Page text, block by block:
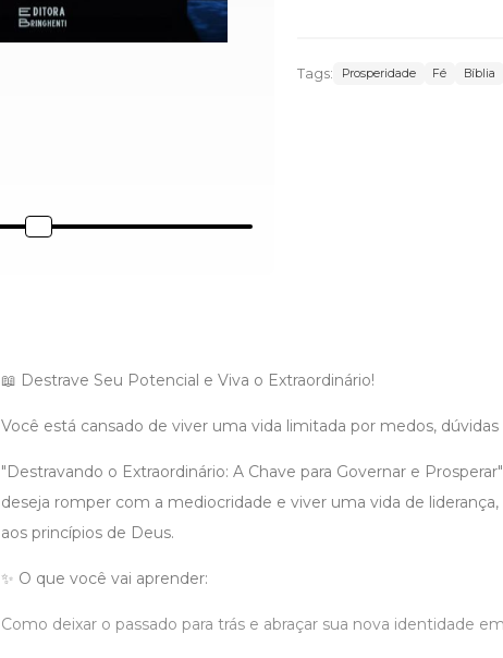
Tags: Prosperidade Fé Bíblia
📖 Destrave Seu Potencial e Viva o Extraordinário!
Você está cansado de viver uma vida limitada por medos, dúvidas
"Destravando o Extraordinário: A Chave para Governar e
deseja romper com a mediocridade e viver uma vida de
aos princípios de Deus.
✨ O que você vai aprender:
Como deixar o passado para trás e abraçar sua nova identidade